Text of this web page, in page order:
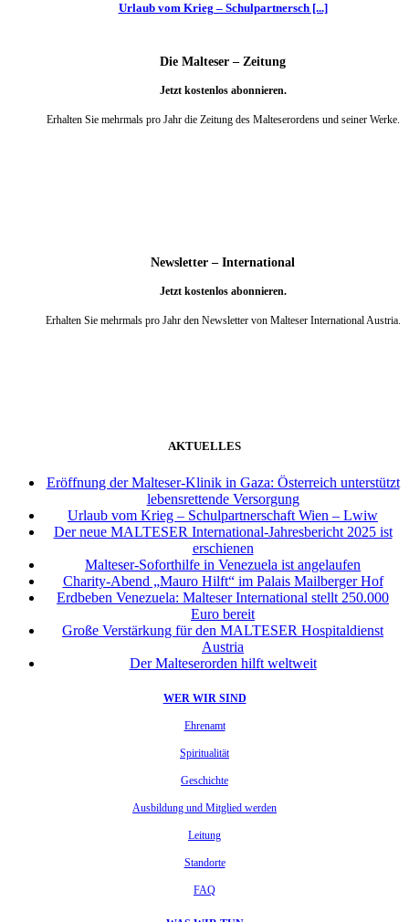
Urlaub vom Krieg – Schulpartnersch [...]
Die Malteser – Zeitung
Jetzt kostenlos abonnieren.
Erhalten Sie mehrmals pro Jahr die Zeitung des Malteserordens und seiner Werke.
Newsletter – International
Jetzt kostenlos abonnieren.
Erhalten Sie mehrmals pro Jahr den Newsletter von Malteser International Austria.
AKTUELLES
Eröffnung der Malteser-Klinik in Gaza: Österreich unterstützt
lebensrettende Versorgung
Urlaub vom Krieg – Schulpartnerschaft Wien – Lwiw
Der neue MALTESER International-Jahresbericht 2025 ist
erschienen
Malteser-Soforthilfe in Venezuela ist angelaufen
Charity-Abend „Mauro Hilft“ im Palais Mailberger Hof
Erdbeben Venezuela: Malteser International stellt 250.000
Euro bereit
Große Verstärkung für den MALTESER Hospitaldienst
Austria
Der Malteserorden hilft weltweit
WER WIR SIND
Ehrenamt
Spiritualität
Geschichte
Ausbildung und Mitglied werden
Leitung
Standorte
FAQ